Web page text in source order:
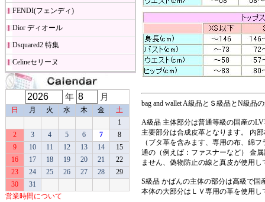
FENDI(フェンディ)
Dior ディオール
Dsquared2 特集
Celineセリーヌ
年 月
日 月 火 水 木 金
土
1
2
3 4 5 6 7
8
9
10 11 12 13 14
15
16
17 18 19 20 21
22
23
24 25 26 27 28
29
30
31
営業時間について
bag and wallet A級品とＳ級品とN級品
A級品 主体部分は普通等級の国産の
主要部分は合成皮革となります。 内
（ブタ革を含みます、専用の布、綿
通の（例えば：ファスナーなど） 金
ません、偽物防止の線と真皮が使用
S級品 かばんの主体の部分は高級で
本体の大部分はＬＶ専用の革を使用